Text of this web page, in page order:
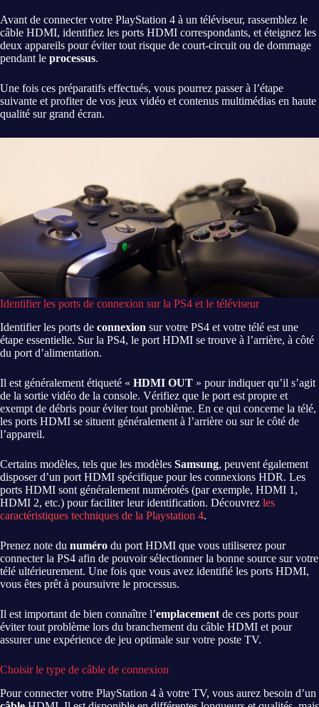
Avant de connecter votre PlayStation 4 à un téléviseur, rassemblez le
câble HDMI, identifiez les ports HDMI correspondants, et éteignez les
deux appareils pour éviter tout risque de court-circuit ou de dommage
pendant le processus.
Une fois ces préparatifs effectués, vous pourrez passer à l’étape
suivante et profiter de vos jeux vidéo et contenus multimédias en haute
qualité sur grand écran.
Identifier les ports de connexion sur la PS4 et le téléviseur
Identifier les ports de connexion sur votre PS4 et votre télé est une
étape essentielle. Sur la PS4, le port HDMI se trouve à l’arrière, à côté
du port d’alimentation.
Il est généralement étiqueté « HDMI OUT » pour indiquer qu’il s’agit
de la sortie vidéo de la console. Vérifiez que le port est propre et
exempt de débris pour éviter tout problème. En ce qui concerne la télé,
les ports HDMI se situent généralement à l’arrière ou sur le côté de
l’appareil.
Certains modèles, tels que les modèles Samsung, peuvent également
disposer d’un port HDMI spécifique pour les connexions HDR. Les
ports HDMI sont généralement numérotés (par exemple, HDMI 1,
HDMI 2, etc.) pour faciliter leur identification. Découvrez les
caractéristiques techniques de la Playstation 4.
Prenez note du numéro du port HDMI que vous utiliserez pour
connecter la PS4 afin de pouvoir sélectionner la bonne source sur votre
télé ultérieurement. Une fois que vous avez identifié les ports HDMI,
vous êtes prêt à poursuivre le processus.
Il est important de bien connaître l’emplacement de ces ports pour
éviter tout problème lors du branchement du câble HDMI et pour
assurer une expérience de jeu optimale sur votre poste TV.
Choisir le type de câble de connexion
Pour connecter votre PlayStation 4 à votre TV, vous aurez besoin d’un